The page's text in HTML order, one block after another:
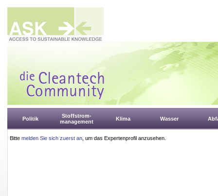
Politik
Stoffstrom-
management
Klima Wasser
Bitte melden Sie sich zuerst an , um das Expertenprofil anzusehen.